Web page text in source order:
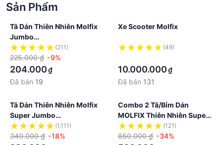
Sản Phẩm
Tã Dán Thiên Nhiên Molfix
Jumbo
NB76/S56/M48/L42/XL38
(211)
225.000 ₫ -9%
204.000₫
Đã bán 19
Xe Scooter Molfix
(49)
10.000.000₫
Đã bán 131
Tã Dán Thiên Nhiên Molfix
Super Jumbo
S80/M76/L74/XL62/XXL56
(1.111)
340.000 ₫ -18%
Combo 2 Tã/bỉm Dán
MOLFIX Thiên Nhiên Super
Jumbo L - 2 Gói- 152 Miếng
(121)
850.000 ₫ -34%